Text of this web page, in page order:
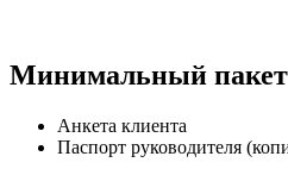
Минимальный пакет
Анкета клиента
Паспорт руководителя